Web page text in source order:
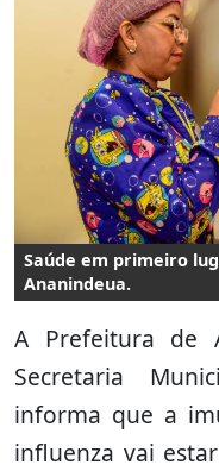
Saúde em primeiro
Ananindeua.
A Prefeitura de
Secretaria
informa que a
influenza vai